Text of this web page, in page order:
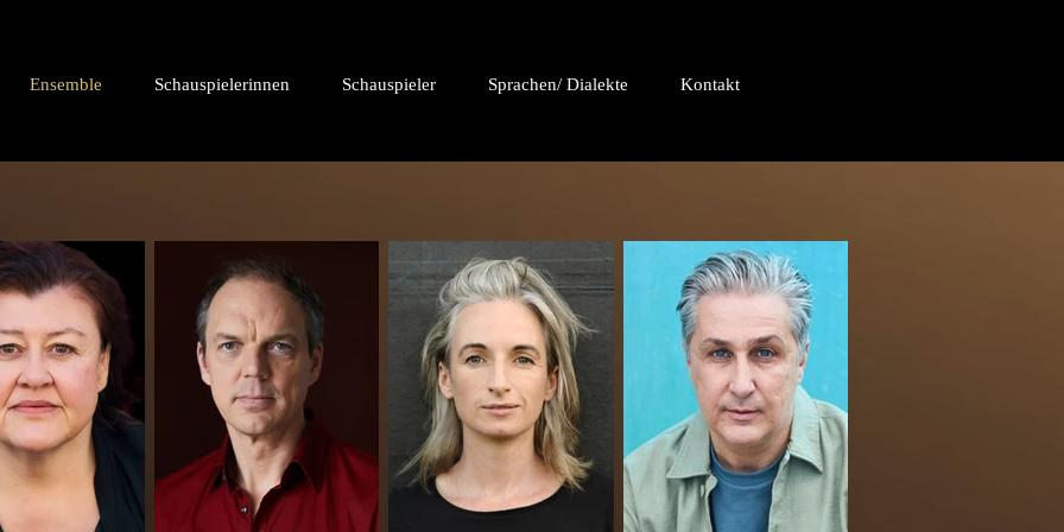
Ensemble Schauspielerinnen Schauspieler Sprachen/ Dialekte Kontakt